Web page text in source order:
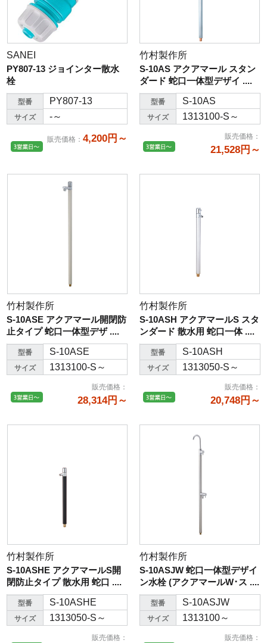
SANEI
PY807-13 ジョインター散水
栓
型番 PY807-13
サイズ -～
販売価格 ： 4,200円～
竹村製作所
S-10AS アクアマール スタン
ダード 蛇口一体型デザイ ....
型番 S-10AS
サイズ 1313100-S～
販売価格 ：
21,528円～
竹村製作所
S-10ASE アクアマール開閉防
止タイプ 蛇口一体型デザ ....
型番 S-10ASE
サイズ 1313100-S～
販売価格 ：
28,314円～
竹村製作所
S-10ASH アクアマールS スタ
ンダード 散水用 蛇口一体 ....
型番 S-10ASH
サイズ 1313050-S～
販売価格 ：
20,748円～
竹村製作所
S-10ASHE アクアマールS開
閉防止タイプ 散水用 蛇口 ....
型番 S-10ASHE
サイズ 1313050-S～
販売価格 ：
竹村製作所
S-10ASJW 蛇口一体型デザイ
ン水栓 (アクアマールW･ス ....
型番 S-10ASJW
サイズ 1313100～
販売価格 ：